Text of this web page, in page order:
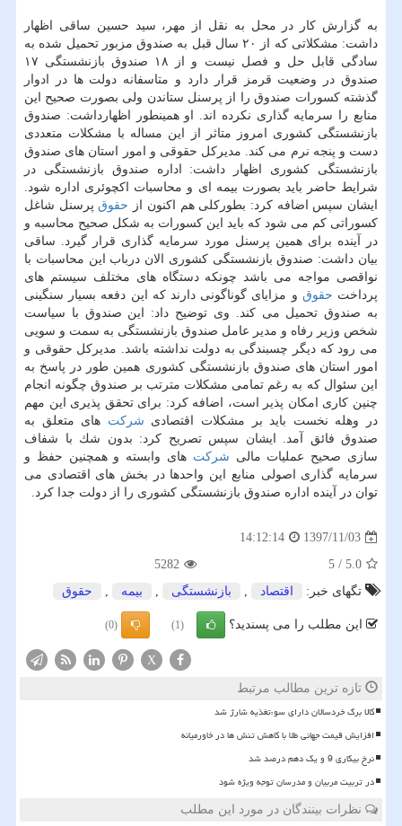
به گزارش كار در محل به نقل از مهر، سید حسین ساقی اظهار
داشت: مشكلاتی كه از ۲۰ سال قبل به صندوق مزبور تحمیل شده به
سادگی قابل حل و فصل نیست و از ۱۸ صندوق بازنشستگی ۱۷
صندوق در وضعیت قرمز قرار دارد و متاسفانه دولت ها در ادوار
گذشته كسورات صندوق را از پرسنل ستاندن ولی بصورت صحیح این
منابع را سرمایه گذاری نكرده اند. او همینطور اظهارداشت: صندوق
بازنشستگی كشوری امروز متاثر از این مساله با مشكلات متعددی
دست و پنجه نرم می كند. مدیركل حقوقی و امور استان های صندوق
بازنشستگی كشوری اظهار داشت: اداره صندوق بازنشستگی در
شرایط حاضر باید بصورت بیمه ای و محاسبات اكچوئری اداره شود.
ایشان سپس اضافه كرد: بطوركلی هم اكنون از حقوق پرسنل شاغل
كسوراتی كم می شود كه باید این كسورات به شكل صحیح محاسبه و
در آینده برای همین پرسنل مورد سرمایه گذاری قرار گیرد. ساقی
بیان داشت: صندوق بازنشستگی كشوری الان درباب این محاسبات با
نواقصی مواجه می باشد چونكه دستگاه های مختلف سیستم های
پرداخت حقوق و مزایای گوناگونی دارند كه این دفعه بسیار سنگینی
به صندوق تحمیل می كند. وی توضیح داد: این صندوق با سیاست
شخص وزیر رفاه و مدیر عامل صندوق بازنشستگی به سمت و سویی
می رود كه دیگر چسبندگی به دولت نداشته باشد. مدیركل حقوقی و
امور استان های صندوق بازنشستگی كشوری همین طور در پاسخ به
این سئوال كه به رغم تمامی مشكلات مترتب بر صندوق چگونه انجام
چنین كاری امكان پذیر است، اضافه كرد: برای تحقق پذیری این مهم
در وهله نخست باید بر مشكلات اقتصادی شركت های متعلق به
صندوق فائق آمد. ایشان سپس تصریح كرد: بدون شك با شفاف
سازی صحیح عملیات مالی شركت های وابسته و همچنین حفظ و
سرمایه گذاری اصولی منابع این واحدها در بخش های اقتصادی می
توان در آینده اداره صندوق بازنشستگی كشوری را از دولت جدا كرد.
1397/11/03
14:12:14
5.0
/
5
5282
تگهای خبر:
اقتصاد , بازنشستگی , بیمه , حقوق
این مطلب را می پسندید؟ (1)
(0)
X
تازه ترین مطالب مرتبط
کالا برگ خردسالان دارای سوءتغذیه شارژ شد
افزایش قیمت جهانی طلا با کاهش تنش ها در خاورمیانه
نرخ بیکاری 9 و یک دهم درصد شد
در تربیت مربیان و مدرسان توجه ویژه شود
نظرات بینندگان در مورد این مطلب